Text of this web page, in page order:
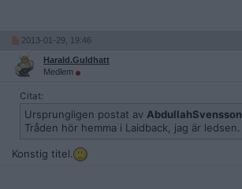
2013-01-29, 19:46
Harald.Guldhatt
Medlem
Citat:
Ursprungligen postat av AbdullahSvensson
Tråden hör hemma i Laidback, jag är ledsen.
Konstig titel.